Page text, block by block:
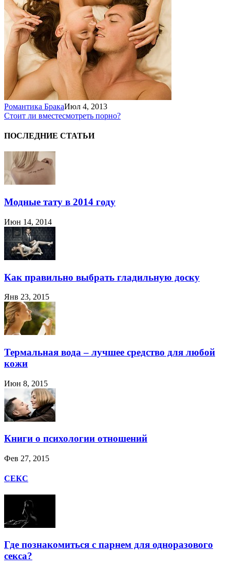
Романтика БракаИюл 4, 2013
Стоит ли вместесмотреть порно?
ПОСЛЕДНИЕ СТАТЬИ
Модные тату в 2014 году
Июн 14, 2014
Как правильно выбрать гладильную доску
Янв 23, 2015
Термальная вода – лучшее средство для любой
кожи
Июн 8, 2015
Книги о психологии отношений
Фев 27, 2015
СЕКС
Где познакомиться с парнем для одноразового
секса?